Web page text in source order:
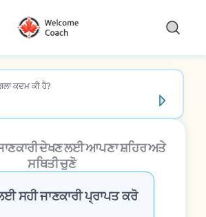
ਕਦਮ ਕੀ ਹੈ?
ਦੇਖਣ ਲਈ ਆਪਣਾ ਸ਼ਹਿਰ ਅਤੇ
ਸਥਿਤੀ ਚੁਣੋ
ਸਹੀ ਜਾਣਕਾਰੀ ਪ੍ਰਾਪਤ ਕਰੋ